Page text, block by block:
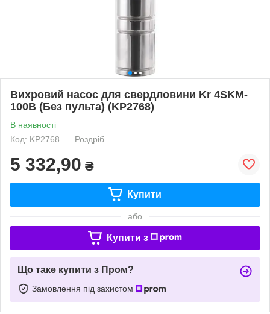
Вихровий насос для свердловини Kr 4SKM-
100B (Без пульта) (KP2768)
В наявності
Код: KP2768
Роздріб
5 332,90 ₴
Купити
або
Купити з
Що таке купити з Пром?
Замовлення під захистом